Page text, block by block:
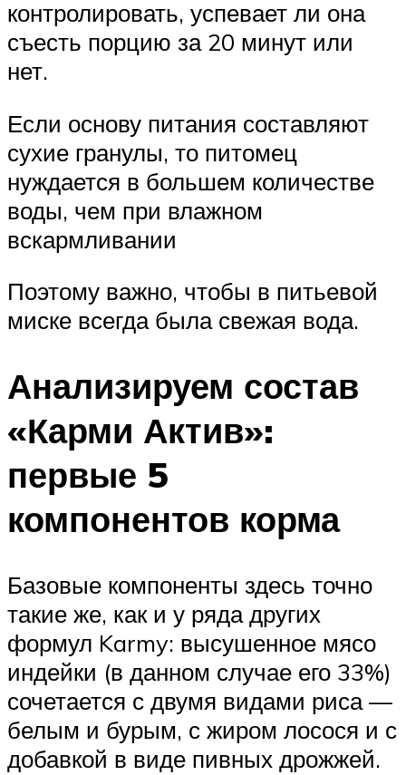
контролировать, успевает ли она
съесть порцию за 20 минут или
нет.
Если основу питания составляют
сухие гранулы, то питомец
нуждается в большем количестве
воды, чем при влажном
вскармливании
Поэтому важно, чтобы в питьевой
миске всегда была свежая вода.
Анализируем состав
«Карми Актив»:
первые 5
компонентов корма
Базовые компоненты здесь точно
такие же, как и у ряда других
формул Karmy: высушенное мясо
индейки (в данном случае его 33%)
сочетается с двумя видами риса —
белым и бурым, с жиром лосося и с
добавкой в виде пивных дрожжей.